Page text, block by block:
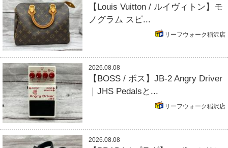
【Louis Vuitton / ルイヴィトン】モ
ノグラム スピ...
リーフウォーク稲沢店
2026.08.08
【BOSS / ボス】JB-2 Angry Driver
｜JHS Pedalsと...
リーフウォーク稲沢店
2026.08.08